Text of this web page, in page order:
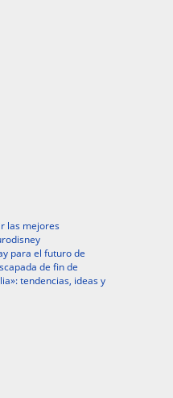
las mejores
para el futuro de
de fin de
tendencias, ideas y